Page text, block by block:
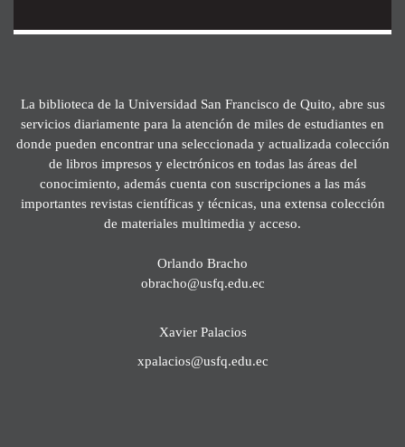
La biblioteca de la Universidad San Francisco de Quito, abre sus
servicios diariamente para la atención de miles de estudiantes en
donde pueden encontrar una seleccionada y actualizada colección
de libros impresos y electrónicos en todas las áreas del
conocimiento, además cuenta con suscripciones a las más
importantes revistas científicas y técnicas, una extensa colección
de materiales multimedia y acceso.
Orlando Bracho
obracho@usfq.edu.ec
Xavier Palacios
xpalacios@usfq.edu.ec